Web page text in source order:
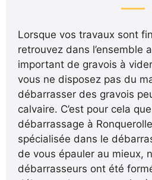
Lorsque vos travaux sont
retrouvez dans l’ensemble
important de gravois à
vous ne disposez pas du
débarrasser des gravois
calvaire. C’est pour cela
débarrassage à
spécialisée dans le
de vous épauler au mieux,
débarrasseurs ont été